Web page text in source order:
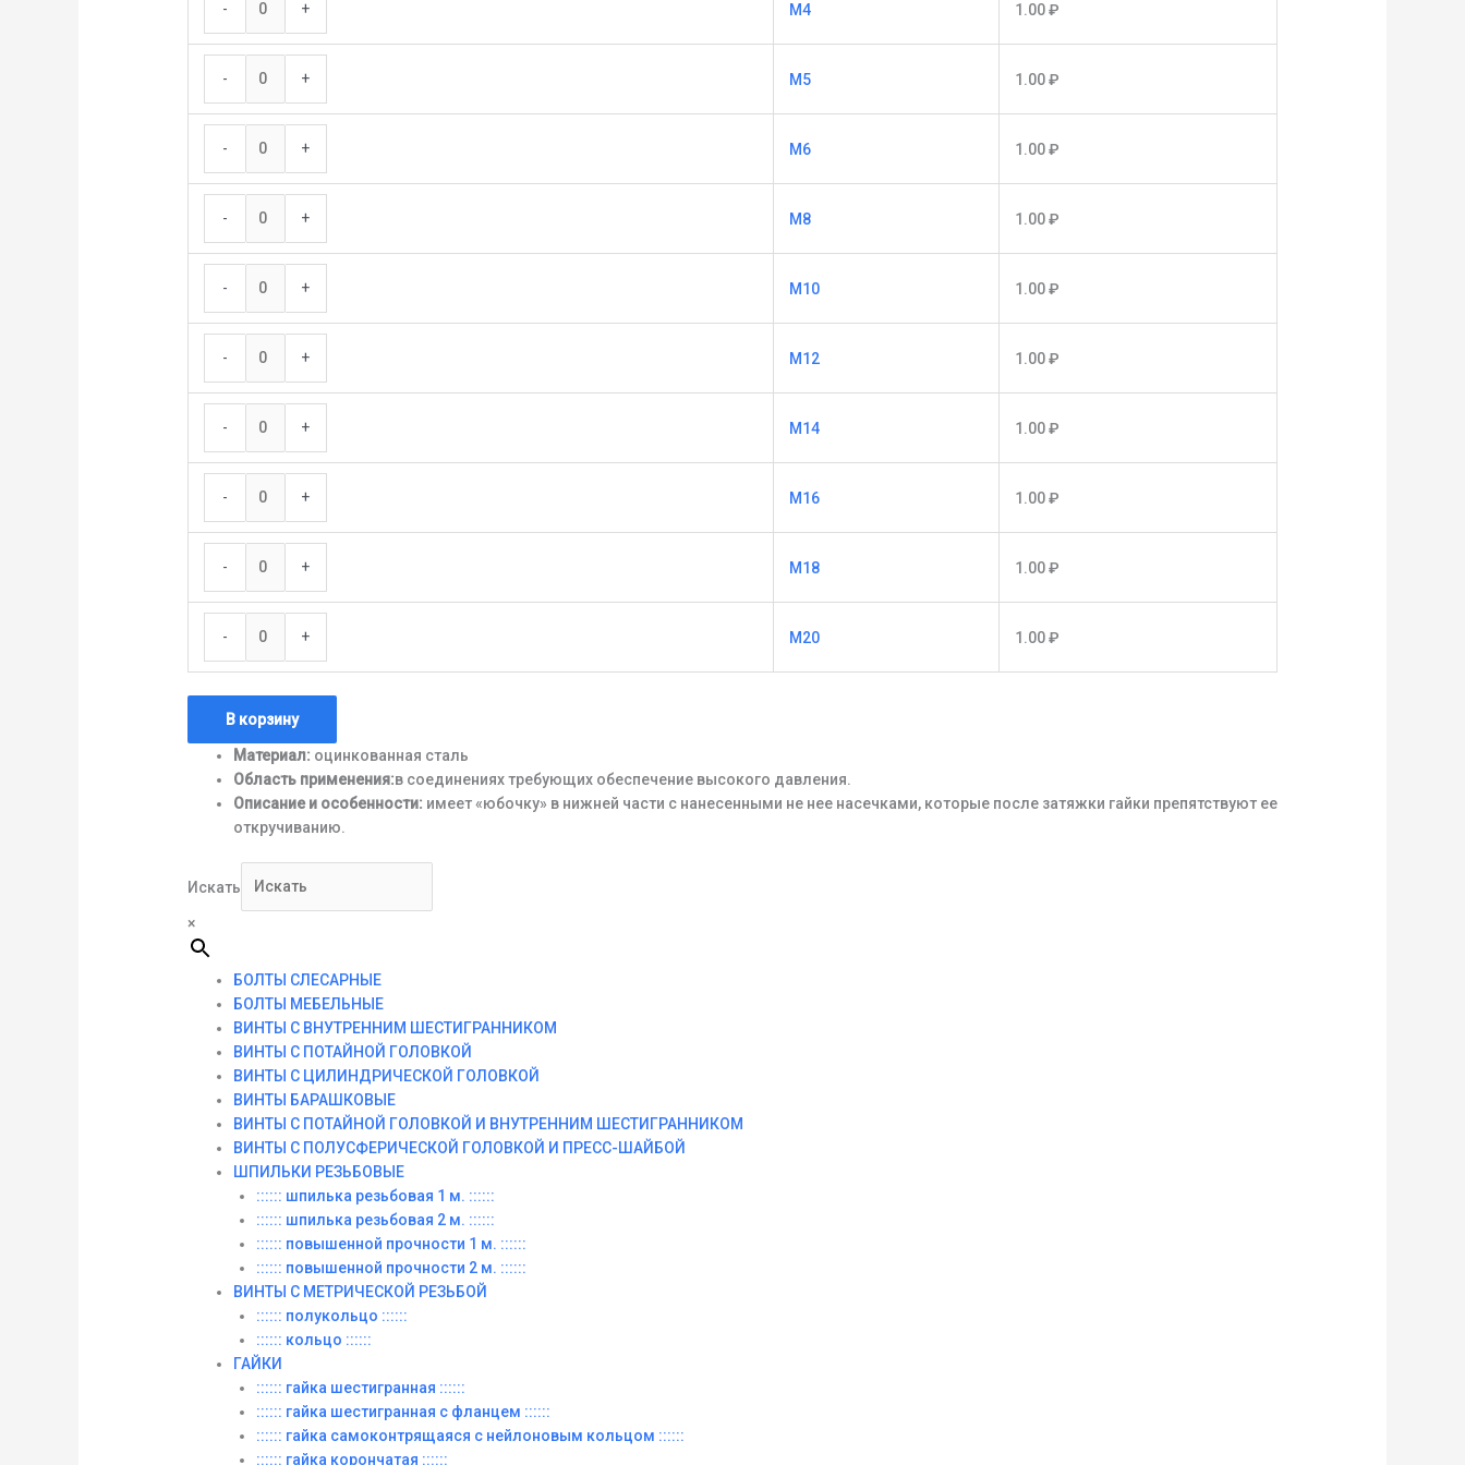
- + М4 1.00₽
- + М5 1.00₽
- + М6 1.00₽
- + М8 1.00₽
- + М10 1.00₽
- + М12 1.00₽
- + М14 1.00₽
- + М16 1.00₽
- + М18 1.00₽
- + М20 1.00₽
В корзину
Материал: оцинкованная сталь
Область применения:в соединениях требующих обеспечение высокого давления.
Описание и особенности: имеет «юбочку» в нижней части с нанесенными не нее насечками, которые после затяжки гайки препятствуют ее
откручиванию.
Искать
×
БОЛТЫ СЛЕСАРНЫЕ
БОЛТЫ МЕБЕЛЬНЫЕ
ВИНТЫ С ВНУТРЕННИМ ШЕСТИГРАННИКОМ
ВИНТЫ С ПОТАЙНОЙ ГОЛОВКОЙ
ВИНТЫ С ЦИЛИНДРИЧЕСКОЙ ГОЛОВКОЙ
ВИНТЫ БАРАШКОВЫЕ
ВИНТЫ С ПОТАЙНОЙ ГОЛОВКОЙ И ВНУТРЕННИМ ШЕСТИГРАННИКОМ
ВИНТЫ С ПОЛУСФЕРИЧЕСКОЙ ГОЛОВКОЙ И ПРЕСС-ШАЙБОЙ
ШПИЛЬКИ РЕЗЬБОВЫЕ
:::::: шпилька резьбовая 1 м. ::::::
:::::: шпилька резьбовая 2 м. ::::::
:::::: повышенной прочности 1 м. ::::::
:::::: повышенной прочности 2 м. ::::::
ВИНТЫ C МЕТРИЧЕСКОЙ РЕЗЬБОЙ
:::::: полукольцо ::::::
:::::: кольцо ::::::
ГАЙКИ
:::::: гайка шестигранная ::::::
:::::: гайка шестигранная с фланцем ::::::
:::::: гайка самоконтрящаяся с нейлоновым кольцом ::::::
:::::: гайка корончатая ::::::